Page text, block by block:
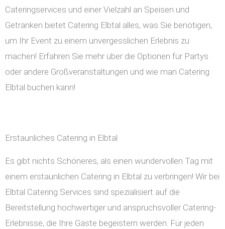
Cateringservices und einer Vielzahl an Speisen und
Getränken bietet Catering Elbtal alles, was Sie benötigen,
um Ihr Event zu einem unvergesslichen Erlebnis zu
machen! Erfahren Sie mehr über die Optionen für Partys
oder andere Großveranstaltungen und wie man Catering
Elbtal buchen kann!
Erstaunliches Catering in Elbtal
Es gibt nichts Schöneres, als einen wundervollen Tag mit
einem erstaunlichen Catering in Elbtal zu verbringen! Wir bei
Elbtal Catering Services sind spezialisiert auf die
Bereitstellung hochwertiger und anspruchsvoller Catering-
Erlebnisse, die Ihre Gäste begeistern werden. Für jeden